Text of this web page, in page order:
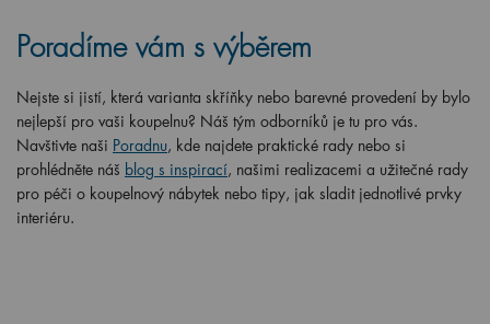
Poradíme vám s výběrem
Nejste si jistí, která varianta skříňky nebo barevné provedení by bylo
nejlepší pro vaši koupelnu? Náš tým odborníků je tu pro vás.
Navštivte naši Poradnu, kde najdete praktické rady nebo si
prohlédněte náš blog s inspirací, našimi realizacemi a užitečné rady
pro péči o koupelnový nábytek nebo tipy, jak sladit jednotlivé prvky
interiéru.